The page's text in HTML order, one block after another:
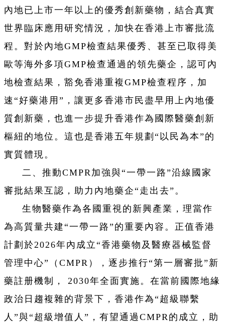
內地已上市一年以上的優秀創新藥物，結合真實
世界臨床應用研究情況，加快在香港上市審批流
程。對於內地GMP檢查結果優秀、甚至已取得美
歐等海外多項GMP檢查通過的領先藥企，認可內
地檢查結果，豁免香港重複GMP檢查程序，加
速“好藥港用”，讓更多香港市民盡早用上內地優
質創新藥，也進一步提升香港作為國際醫藥創新
樞紐的地位。這也是香港五年規劃“以民為本”的
實質體現。
二、推動CMPR加強與“一帶一路”沿線國家
審批結果互認，助力內地藥企“走出去”。
生物醫藥作為各國重視的新興產業，理當作
為高質量共建“一帶一路”的重要內容。正值香港
計劃於2026年內成立“香港藥物及醫療器械監督
管理中心”（CMPR），逐步推行“第一層審批”新
藥註册機制， 2030年全面實施。在當前國際地緣
政治日趨複雜的背景下，香港作為“超級聯繫
人”與“超級增值人”，有望通過CMPR的成立，助